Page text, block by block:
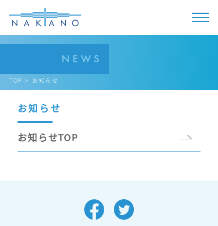
TOP お知らせ
お知らせ
お知らせTOP